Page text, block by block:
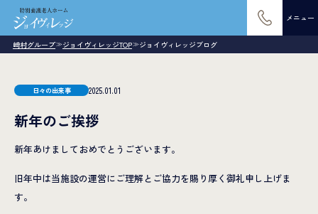
メニュー
崎村グループ≫ジョイヴィレッジTOP≫ジョイヴィレッジブログ
日々の出来事 2025.01.01
新年のご挨拶
新年あけましておめでとうございます。
旧年中は当施設の運営にご理解とご協力を賜り厚く御礼申し上げま
す。